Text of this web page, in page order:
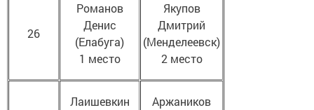
26
Романов
Денис
(Елабуга)
1 место
Якупов
Дмитрий
(Менделеевск)
2 место
Лаишевкин
Аржаников